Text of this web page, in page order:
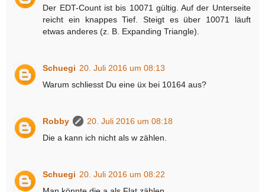
Der EDT-Count ist bis 10071 gültig. Auf der Unterseite
reicht ein knappes Tief. Steigt es über 10071 läuft
etwas anderes (z. B. Expanding Triangle).
Schuegi 20. Juli 2016 um 08:13
Warum schliesst Du eine üx bei 10164 aus?
Robby
20. Juli 2016 um 08:18
Die a kann ich nicht als w zählen.
Schuegi 20. Juli 2016 um 08:22